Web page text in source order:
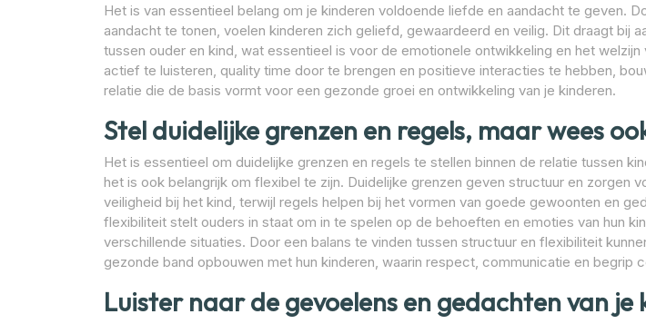
Het is van essentieel belang om je kinderen voldoende liefde en aandacht te geven.
aandacht te tonen, voelen kinderen zich geliefd, gewaardeerd en veilig. Dit draagt bij
tussen ouder en kind, wat essentieel is voor de emotionele ontwikkeling en het welzijn
actief te luisteren, quality time door te brengen en positieve interacties te hebben,
relatie die de basis vormt voor een gezonde groei en ontwikkeling van je kinderen.
Stel duidelijke grenzen en regels, maar wees
Het is essentieel om duidelijke grenzen en regels te stellen binnen de relatie tussen
het is ook belangrijk om flexibel te zijn. Duidelijke grenzen geven structuur en zorgen
veiligheid bij het kind, terwijl regels helpen bij het vormen van goede gewoonten en
flexibiliteit stelt ouders in staat om in te spelen op de behoeften en emoties van hun
verschillende situaties. Door een balans te vinden tussen structuur en flexibiliteit
gezonde band opbouwen met hun kinderen, waarin respect, communicatie en begrip
Luister naar de gevoelens en gedachten van je